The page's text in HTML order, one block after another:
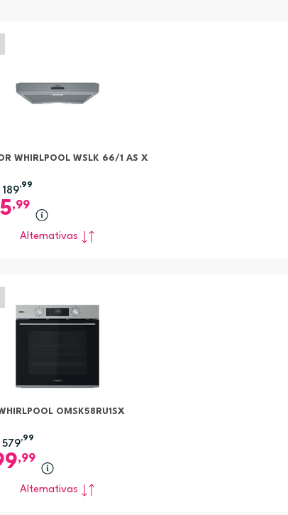
WHIRLPOOL WSLK 66/1 AS X
189
,99
,99
Alternativas
OMSK58RU1SX
579
,99
,99
Alternativas